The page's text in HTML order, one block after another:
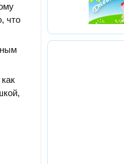
что